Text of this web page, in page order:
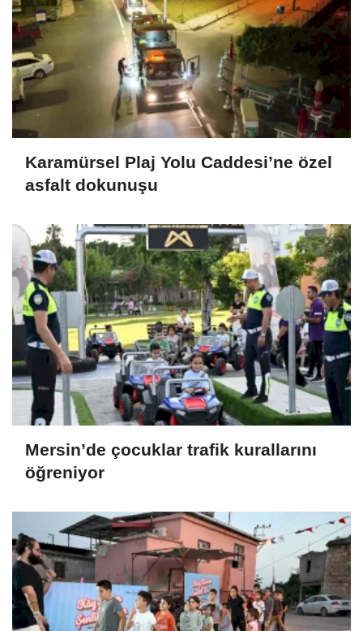
Karamürsel Plaj Yolu Caddesi’ne özel
asfalt dokunuşu
Mersin’de çocuklar trafik kurallarını
öğreniyor